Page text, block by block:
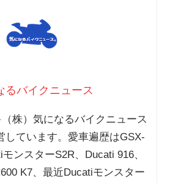
るバイクニュース
株）気になるバイクニュース
しています。愛車遍歴はGSX-
ンスターS2R、Ducati 916、
K7、最近Ducatiモンスター